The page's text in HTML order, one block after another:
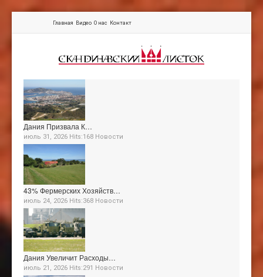
Главная Видео О нас Контакт
Дания Призвала К…
июль 31, 2026 Hits:168 Новости
43% Фермерских Хозяйств…
июль 24, 2026 Hits:368 Новости
Дания Увеличит Расходы…
июль 21, 2026 Hits:291 Новости